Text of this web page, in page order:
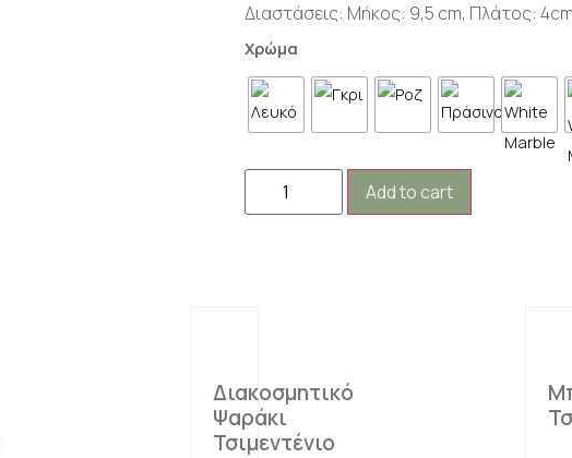
Διαστάσεις: Μήκος: 9,5 cm, Πλάτος:
Χρώμα
Add to cart
Διακοσμητικό
Ψαράκι
Τσιμεντένιο